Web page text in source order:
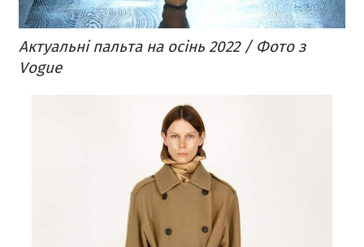
Актуальні пальта на осінь 2022 / Фото з
Vogue